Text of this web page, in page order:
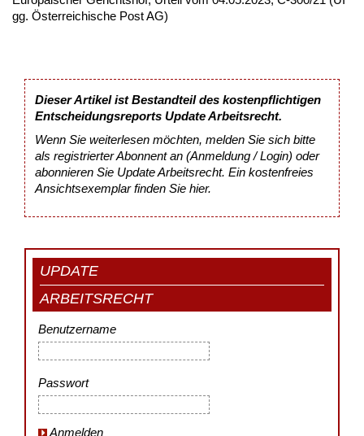
gg. Österreichische Post AG)
Dieser Artikel ist Bestandteil des kostenpflichtigen
Entscheidungsreports Update Arbeitsrecht.
Wenn Sie weiterlesen möchten, melden Sie sich bitte
als registrierter Abonnent an (Anmeldung / Login) oder
abonnieren Sie Update Arbeitsrecht. Ein kostenfreies
Ansichtsexemplar finden Sie hier.
UPDATE
ARBEITSRECHT
Benutzername
Passwort
Anmelden